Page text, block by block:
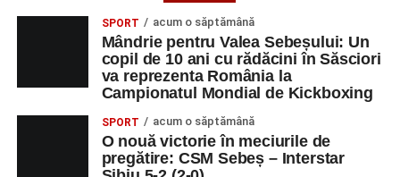
SPORT acum o săptămână
Mândrie pentru Valea Sebeșului: Un
copil de 10 ani cu rădăcini în Săsciori
va reprezenta România la
Campionatul Mondial de Kickboxing
SPORT acum o săptămână
O nouă victorie în meciurile de
pregătire: CSM Sebeș – Interstar